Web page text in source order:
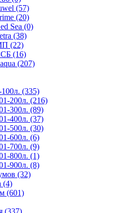
(57)
(20)
Sea (0)
(38)
(22)
(16)
(207)
(335)
200л. (216)
300л. (89)
400л. (37)
500л. (30)
600л. (6)
700л. (9)
800л. (1)
900л. (8)
(32)
(4)
(601)
(337)